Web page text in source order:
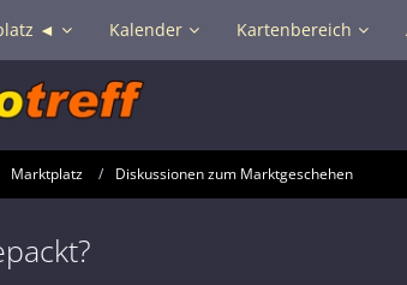
◄ Kalender Kartenbereich
Marktplatz Diskussionen zum Marktgeschehen